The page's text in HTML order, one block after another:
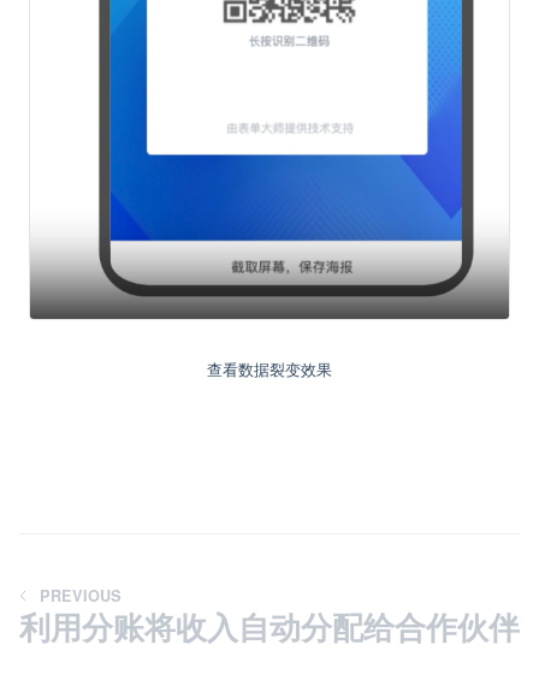
查看数据裂变效果
PREVIOUS
利用分账将收入自动分配给合作伙伴